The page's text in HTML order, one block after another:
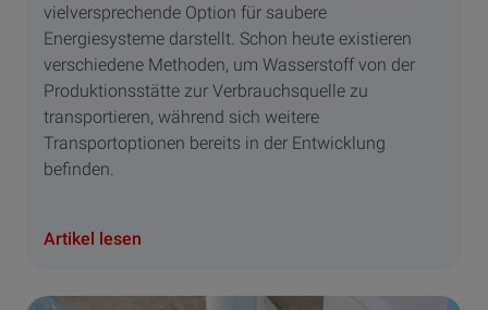
vielversprechende Option für saubere
Energiesysteme darstellt. Schon heute existieren
verschiedene Methoden, um Wasserstoff von der
Produktionsstätte zur Verbrauchsquelle zu
transportieren, während sich weitere
Transportoptionen bereits in der Entwicklung
befinden.
Artikel lesen